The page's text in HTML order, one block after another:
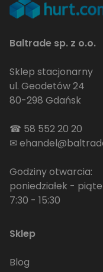
Baltrade sp. z o.o.
Sklep stacjonarny
ul. Geodetów 24
80-298 Gdańsk
☎ 58 552 20 20
✉
Godziny otwarcia:
poniedziałek -
7:30 - 15:30
Sklep
Blog